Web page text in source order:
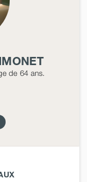
de 64 ans.